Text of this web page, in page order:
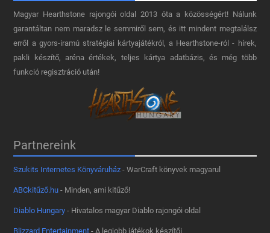
Magyar Hearthstone​ rajongói oldal 2013 óta a közösségért! Nálunk
garantáltan nem maradsz le semmiről sem, és itt mindent megtalálsz
erről a gyors-iramú stratégiai kártyajátékról, a Hearthstone-ról - hírek,
pakli készítő, aréna értékek, teljes kártya adatbázis, és még több
funkció regisztráció után!
Partnereink
Szukits Internetes Könyváruház - WarCraft könyvek magyarul
ABCkitűző.hu - Minden, ami kitűző!
Diablo Hungary - Hivatalos magyar Diablo rajongói oldal
Blizzard Entertainment - A legjobb játékok készítői